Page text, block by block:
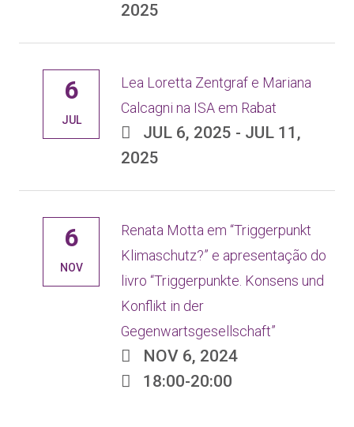
2025
6
JUL
Lea Loretta Zentgraf e Mariana
Calcagni na ISA em Rabat
JUL 6, 2025 - JUL 11,
2025
6
NOV
Renata Motta em “Triggerpunkt
Klimaschutz?” e apresentação do
livro “Triggerpunkte. Konsens und
Konflikt in der
Gegenwartsgesellschaft”
NOV 6, 2024
18:00-20:00